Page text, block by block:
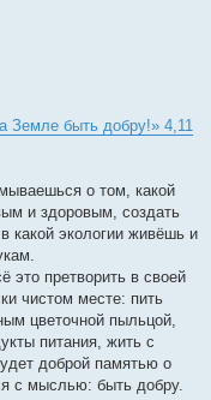
Земле быть добру!» 4,11
о том, какой
и здоровым, создать
экологии живёшь и
это претворить в своей
чистом месте: пить
цветочной пыльцой,
питания, жить с
доброй памятью о
с мыслью: быть добру.